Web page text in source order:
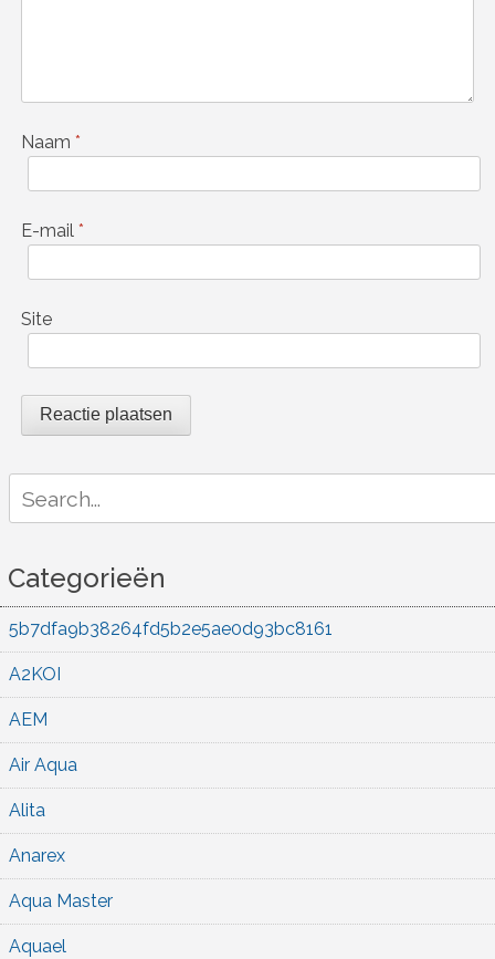
Naam *
E-mail *
Site
for:
Categorieën
5b7dfa9b38264fd5b2e5ae0d93bc8161
A2KOI
AEM
Air Aqua
Alita
Anarex
Aqua Master
Aquael